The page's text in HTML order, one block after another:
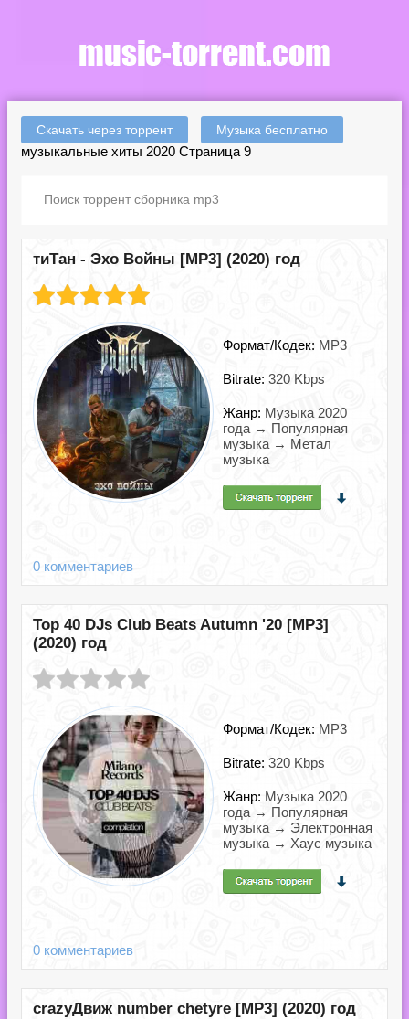
Скачать через торрент Музыка бесплатно
музыкальные хиты 2020 Страница 9
тиТан - Эхо Войны [MP3] (2020) год
Формат/Кодек: MP3
Bitrate: 320 Kbps
Жанр: Музыка 2020
года → Популярная
музыка → Метал
музыка
0 комментариев
Top 40 DJs Club Beats Autumn '20 [MP3]
(2020) год
Формат/Кодек: MP3
Bitrate: 320 Kbps
Жанр: Музыка 2020
года → Популярная
музыка → Электронная
музыка → Хаус музыка
0 комментариев
crazyДвиж number chetyre [MP3] (2020) год